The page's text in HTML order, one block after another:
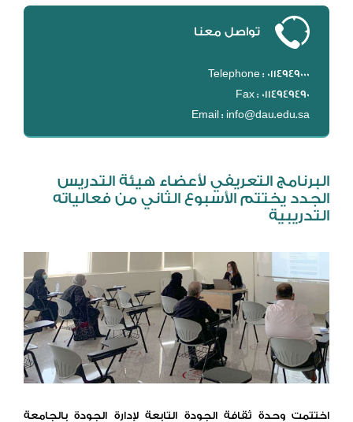
تواصل معنا
Telephone : 0114949000
Fax : 0114949490
Email : info@dau.edu.sa
البرنامج التعريفي لأعضاء هيئة التدريس
الجدد يختتم الأسبوع الثاني من فعالياته
التدريبية
اختتمت وحدة ثقافة الجودة التابعة لإدارة الجودة بالجامعة